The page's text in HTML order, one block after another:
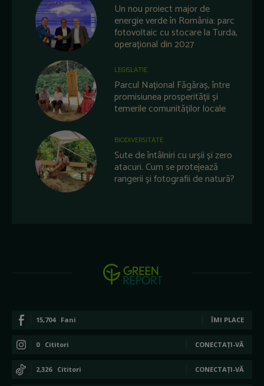
Un nou proiect major de
energie verde în România: parc
fotovoltaic cu stocare la Turda,
operațional din 2027
LEGISLATIE
Parcul Național Făgăraș, între
promisiunea prosperității și
temerile comunităților locale
BIODIVERSITATE
Sute de întâlniri cu urșii și zero
atacuri. Cum se protejează
rangerii și fotografii de natură?
15,704 Fani ÎMI PLACE
0 Cititori CONECTAȚI-VĂ
2,326 Cititori CONECTAȚI-VĂ